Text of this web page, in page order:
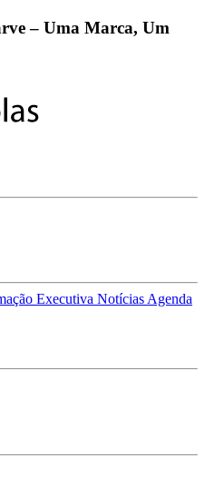
– Uma Marca, Um
Executiva Notícias Agenda